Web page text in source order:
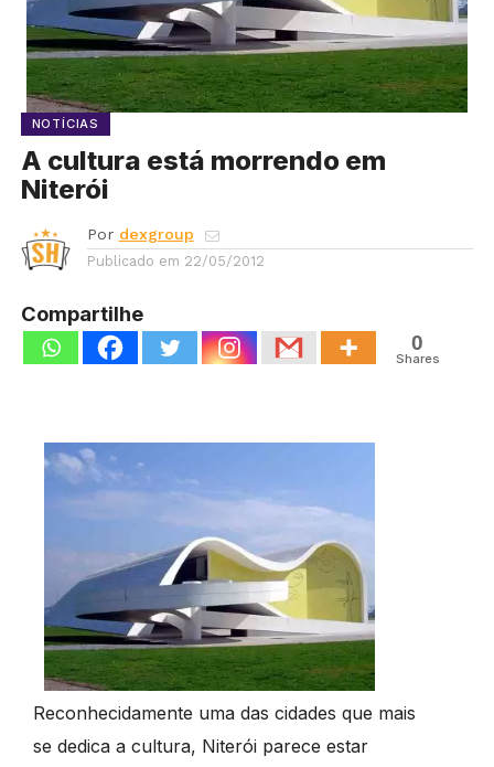
NOTÍCIAS
A cultura está morrendo em
Niterói
Por dexgroup
Publicado em 22/05/2012
Compartilhe
0
Shares
Reconhecidamente uma das cidades que mais
se dedica a cultura, Niterói parece estar